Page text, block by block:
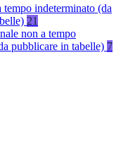
tempo indeterminato (da
21
non a tempo
pubblicare in tabelle) 7